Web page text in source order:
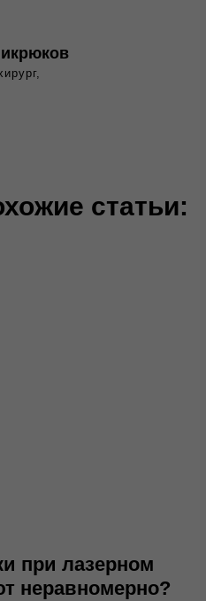
статьи:
при лазерном
неравномерно?